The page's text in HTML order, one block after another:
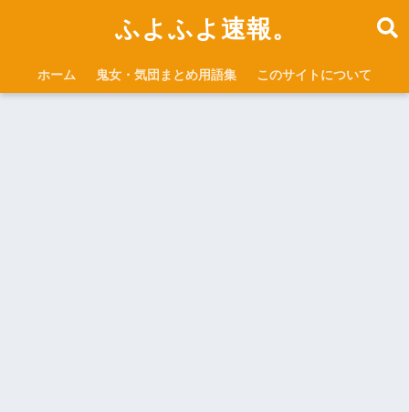
ふよふよ速報。
ホーム 鬼女・気団まとめ用語集 このサイトについて